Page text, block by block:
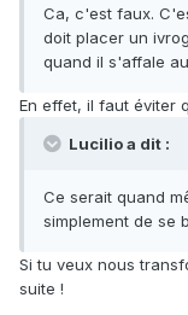
Ca, c'est faux.
doit placer un
quand il s'affale
En effet, il faut éviter
Lucilio a dit :
Ce serait quand
simplement de se
Si tu veux nous
suite !